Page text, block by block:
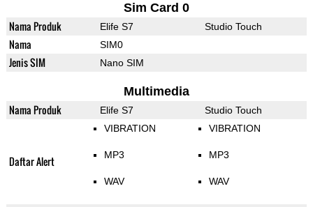
Sim Card 0
Nama Produk Elife S7 Studio Touch
Nama SIM0
Jenis SIM Nano SIM
Multimedia
Nama Produk Elife S7 Studio Touch
Daftar Alert
VIBRATION
MP3
WAV
VIBRATION
MP3
WAV